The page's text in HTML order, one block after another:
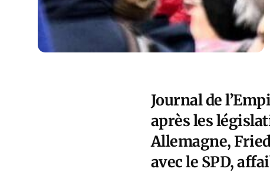
Journal de
après les
Allemagne,
avec le SPD,